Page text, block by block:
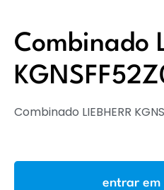
Combinado
Combinado LIEBHERR
entrar em